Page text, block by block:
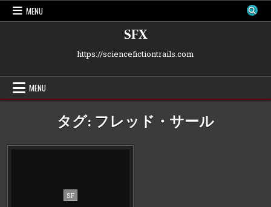
Skip
MENU
SFX
https://sciencefictiontrails.com
MENU
タグ: フレッド・サール
Posted
SF